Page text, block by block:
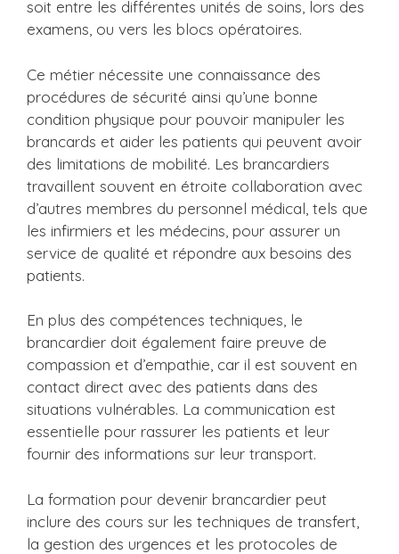
soit entre les différentes unités de soins, lors des
examens, ou vers les blocs opératoires.
Ce métier nécessite une connaissance des
procédures de sécurité ainsi qu’une bonne
condition physique pour pouvoir manipuler les
brancards et aider les patients qui peuvent avoir
des limitations de mobilité. Les brancardiers
travaillent souvent en étroite collaboration avec
d’autres membres du personnel médical, tels que
les infirmiers et les médecins, pour assurer un
service de qualité et répondre aux besoins des
patients.
En plus des compétences techniques, le
brancardier doit également faire preuve de
compassion et d’empathie, car il est souvent en
contact direct avec des patients dans des
situations vulnérables. La communication est
essentielle pour rassurer les patients et leur
fournir des informations sur leur transport.
La formation pour devenir brancardier peut
inclure des cours sur les techniques de transfert,
la gestion des urgences et les protocoles de